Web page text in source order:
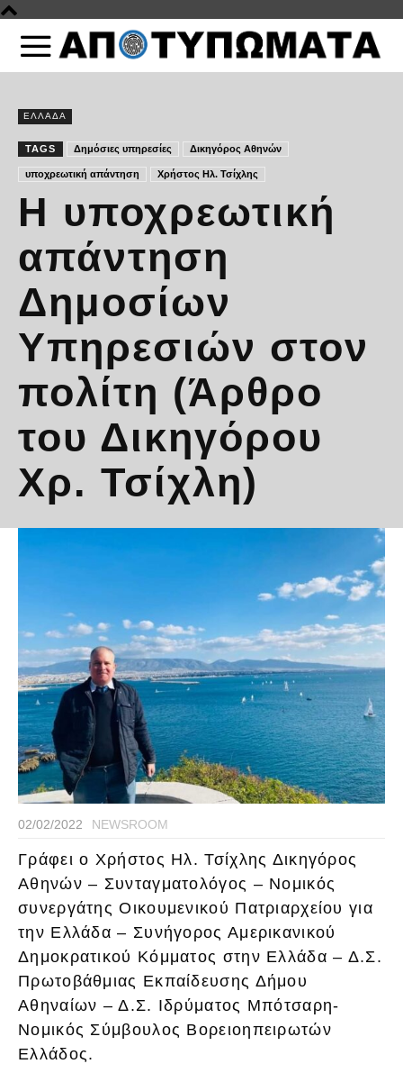
ΕΛΛΑΔΑ
TAGS Δημόσιες υπηρεσίες Δικηγόρος Αθηνών
υποχρεωτική απάντηση Χρήστος Ηλ. Τσίχλης
Η υποχρεωτική
απάντηση
Δημοσίων
Υπηρεσιών στον
πολίτη (Άρθρο
του Δικηγόρου
Χρ. Τσίχλη)
02/02/2022 NEWSROOM
Γράφει ο Χρήστος Ηλ. Τσίχλης Δικηγόρος
Αθηνών – Συνταγματολόγος – Νομικός
συνεργάτης Οικουμενικού Πατριαρχείου για
την Ελλάδα – Συνήγορος Αμερικανικού
Δημοκρατικού Κόμματος στην Ελλάδα – Δ.Σ.
Πρωτοβάθμιας Εκπαίδευσης Δήμου
Αθηναίων – Δ.Σ. Ιδρύματος Μπότσαρη-
Νομικός Σύμβουλος Βορειοηπειρωτών
Ελλάδος.